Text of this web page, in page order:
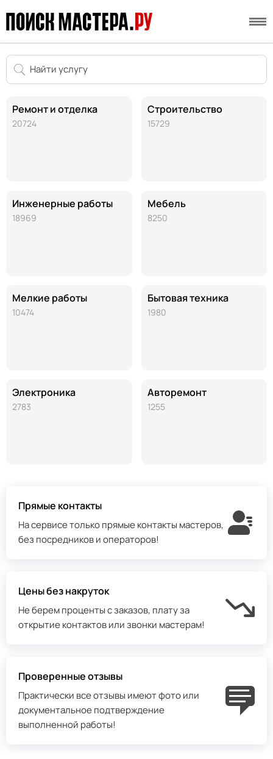
Ремонт и отделка
20724
Инженерные работы
18969
Мелкие работы
10474
Электроника
2783
Строительство
15729
Мебель
8250
Бытовая техника
1980
Авторемонт
1255
Прямые контакты
На сервисе только прямые контакты мастеров,
без посредников и операторов!
Цены без накруток
Не берем проценты с заказов, плату за
открытие контактов или звонки мастерам!
Проверенные отзывы
Практически все отзывы имеют фото или
документальное подтверждение
выполненной работы!